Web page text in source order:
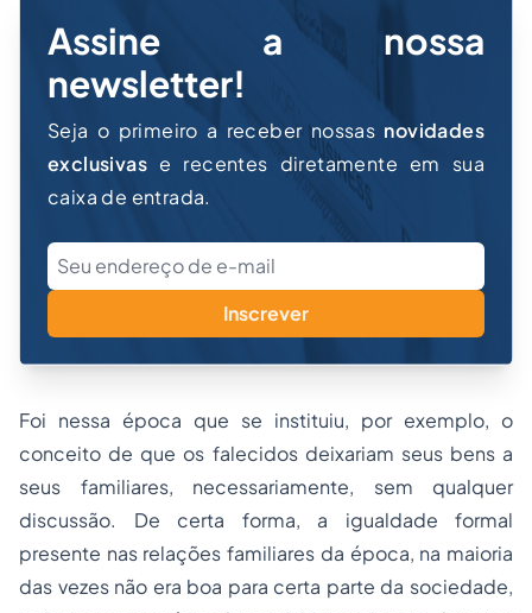
Assine a nossa
newsletter!
Seja o primeiro a receber nossas novidades
exclusivas e recentes diretamente em sua
caixa de entrada.
Inscrever
Foi nessa época que se instituiu, por exemplo, o
conceito de que os falecidos deixariam seus bens a
seus familiares, necessariamente, sem qualquer
discussão. De certa forma, a igualdade formal
presente nas relações familiares da época, na maioria
das vezes não era boa para certa parte da sociedade,